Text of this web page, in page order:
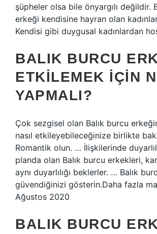
şüpheler olsa bile önyargılı değildir.
erkeği kendisine hayran olan
Kendisi gibi duygusal kadınlardan
BALIK BURCU
ETKILEMEK IÇIN
YAPMALI?
Çok sezgisel olan Balık burcu
nasıl etkileyebileceğinize birlikte
Romantik olun. … İlişkilerinde
planda olan Balık burcu erkekleri,
aynı duyarlılığı beklerler. … Balık
güvendiğinizi gösterin.Daha fazla
Ağustos 2020
BALIK BURCU